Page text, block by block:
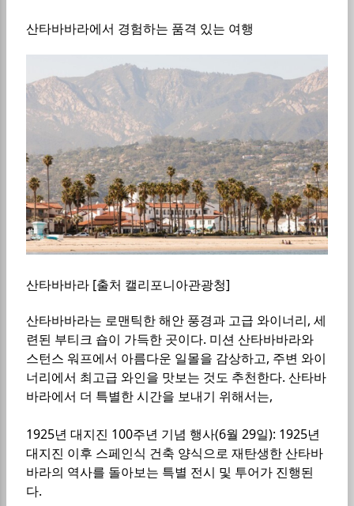
산타바바라에서 경험하는 품격 있는 여행
산타바바라 [출처 캘리포니아관광청]
산타바바라는 로맨틱한 해안 풍경과 고급 와이너리, 세
련된 부티크 숍이 가득한 곳이다. 미션 산타바바라와
스턴스 워프에서 아름다운 일몰을 감상하고, 주변 와이
너리에서 최고급 와인을 맛보는 것도 추천한다. 산타바
바라에서 더 특별한 시간을 보내기 위해서는,
1925년 대지진 100주년 기념 행사(6월 29일): 1925년
대지진 이후 스페인식 건축 양식으로 재탄생한 산타바
바라의 역사를 돌아보는 특별 전시 및 투어가 진행된
다.